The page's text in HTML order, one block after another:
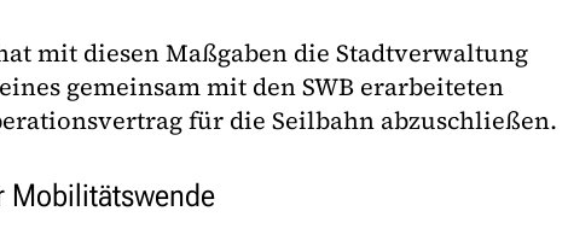
mit diesen Maßgaben die Stadtverwaltung
gemeinsam mit den SWB erarbeiteten
für die Seilbahn abzuschließen.
Mobilitätswende